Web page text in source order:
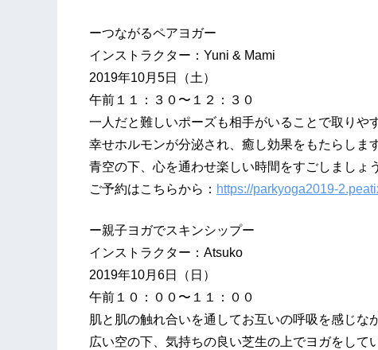
ーつながるペアヨガー
インストラクター：Yuni & Mami
2019年10月5日（土）
午前１１：３０〜１２：３０
一人だと難しいポーズも相手がいることで取りや
幸せホルモンが分泌され、癒し効果をもたらします
青空の下、心を通わせ楽しい時間をすごしましょ
ご予約はこちらから： https://parkyoga2019-
ー親子ヨガでスキンシップー
インストラクター：Atsuko
2019年10月6日（日）
午前１０：００〜１１：００
肌と肌の触れ合いを通してお互いの呼吸を感じな
広い空の下、気持ちの良い芝生の上でヨガをして